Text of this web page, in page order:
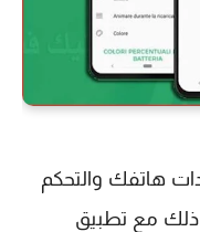
هاتفك والتحكم
مع تطبيق